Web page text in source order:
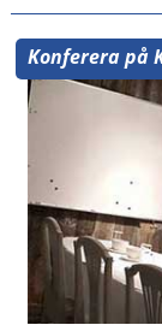
Konferera på